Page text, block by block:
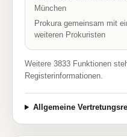
München
Prokura gemeinsam mit
weiteren Prokuristen
Weitere 3833 Funktionen
Registerinformationen.
Allgemeine